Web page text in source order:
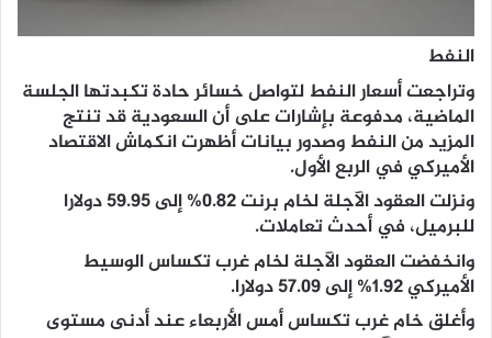
النفط
وتراجعت أسعار النفط لتواصل خسائر حادة تكبدتها الجلسة
الماضية، مدفوعة بإشارات على أن السعودية قد تنتج
المزيد من النفط وصدور بيانات أظهرت انكماش الاقتصاد
الأميركي في الربع الأول.
ونزلت العقود الآجلة لخام برنت 0.82% إلى 59.95 دولارا
للبرميل، في أحدث تعاملات.
وانخفضت العقود الآجلة لخام غرب تكساس الوسيط
الأميركي 1.92% إلى 57.09 دولارا.
وأغلق خام غرب تكساس أمس الأربعاء عند أدنى مستوى